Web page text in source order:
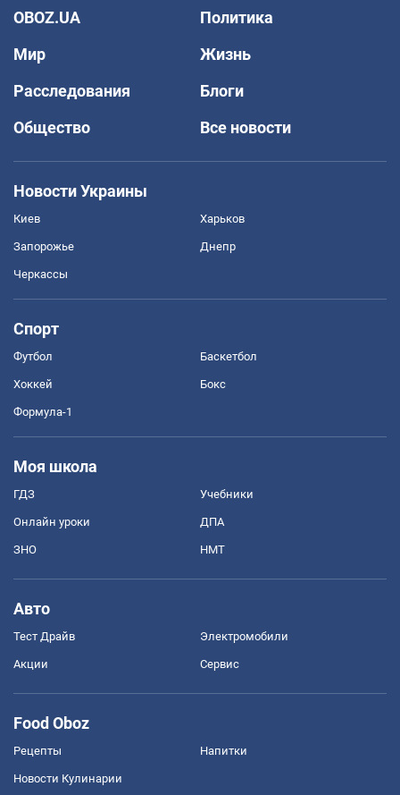
OBOZ.UA
Политика
Мир
Жизнь
Расследования
Блоги
Общество
Все новости
Новости Украины
Киев Харьков
Запорожье Днепр
Черкассы
Спорт
Футбол Баскетбол
Хоккей Бокс
Формула-1
Моя школа
ГДЗ Учебники
Онлайн уроки ДПА
ЗНО НМТ
Авто
Тест Драйв Электромобили
Акции Сервис
Food Oboz
Рецепты Напитки
Новости Кулинарии